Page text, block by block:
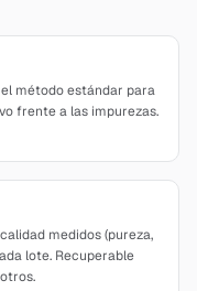
método estándar para
frente a las impurezas.
medidos (pureza,
lote. Recuperable